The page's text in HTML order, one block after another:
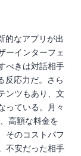
的なアプリが出
ーインターフェ
べきは対話相手
反応力だ。さら
ンツもあり、文
っている。月々
高額な料金を
そのコストパフ
不安だった相手